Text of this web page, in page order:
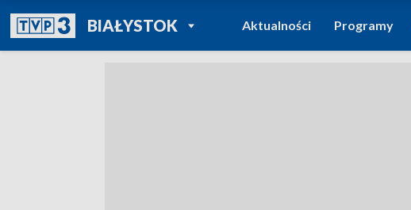
BIAŁYSTOKPOWRÓT DO
TVP REGIONY
Aktualności Programy